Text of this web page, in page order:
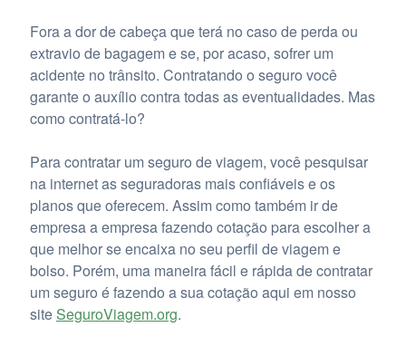
Fora a dor de cabeça que terá no caso de perda ou
extravio de bagagem e se, por acaso, sofrer um
acidente no trânsito. Contratando o seguro você
garante o auxílio contra todas as eventualidades. Mas
como contratá-lo?
Para contratar um seguro de viagem, você pesquisar
na internet as seguradoras mais confiáveis e os
planos que oferecem. Assim como também ir de
empresa a empresa fazendo cotação para escolher a
que melhor se encaixa no seu perfil de viagem e
bolso. Porém, uma maneira fácil e rápida de contratar
um seguro é fazendo a sua cotação aqui em nosso
siteSeguroViagem.org.